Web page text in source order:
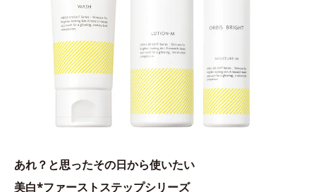
あれ？と思ったその日から使いたい
美白*ファーストステップシリーズ